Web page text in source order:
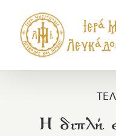
περιεχόμενο
Η διπλή